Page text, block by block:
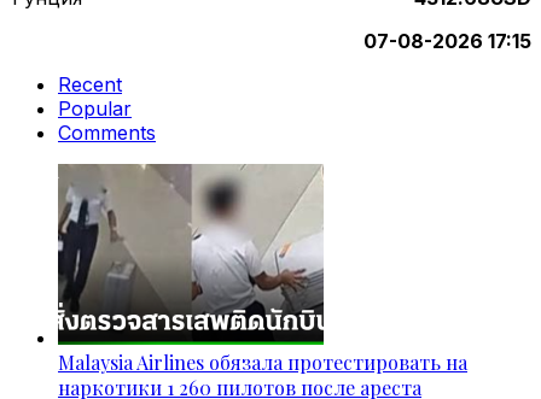
07-08-2026 17:15
Recent
Popular
Comments
Malaysia Airlines обязала протестировать на
наркотики 1 260 пилотов после ареста